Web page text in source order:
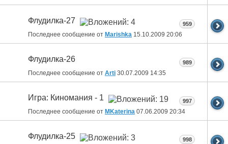
Флудилка-27
Последнее сообщение от Marishka 15.10.2009 20:06
959
Флудилка-26
Последнее сообщение от Arti 30.07.2009 14:35
989
Игра: Киномания - 1
Последнее сообщение от MKaterina 07.06.2009 20:34
997
Флудилка-25 998